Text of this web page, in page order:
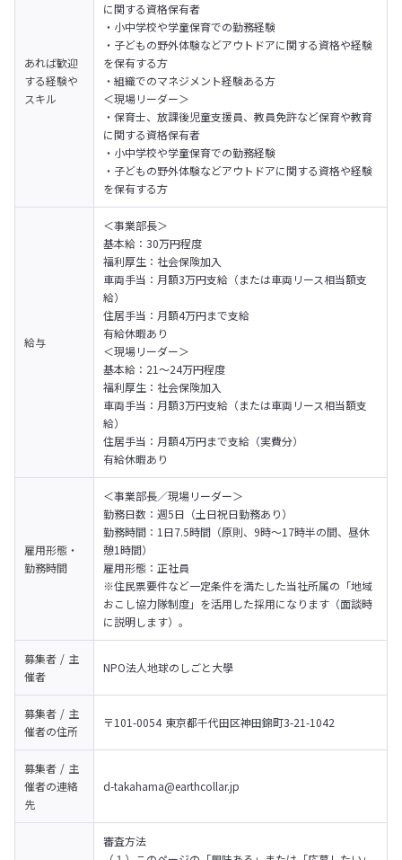
あれば歓迎
する経験や
スキル
に関する資格保有者
・小中学校や学童保育での勤務経験
・子どもの野外体験などアウトドアに関する資格や経験
を保有する方
・組織でのマネジメント経験ある方
＜現場リーダー＞
・保育士、放課後児童支援員、教員免許など保育や教育
に関する資格保有者
・小中学校や学童保育での勤務経験
・子どもの野外体験などアウトドアに関する資格や経験
を保有する方
給与
＜事業部長＞
基本給：30万円程度
福利厚生：社会保険加入
車両手当：月額3万円支給（または車両リース相当額支
給）
住居手当：月額4万円まで支給
有給休暇あり
＜現場リーダー＞
基本給：21～24万円程度
福利厚生：社会保険加入
車両手当：月額3万円支給（または車両リース相当額支
給）
住居手当：月額4万円まで支給（実費分）
有給休暇あり
雇用形態・
勤務時間
＜事業部長／現場リーダー＞
勤務日数：週5日（土日祝日勤務あり）
勤務時間：1日7.5時間（原則、9時～17時半の間、昼休
憩1時間）
雇用形態：正社員
※住民票要件など一定条件を満たした当社所属の「地域
おこし協力隊制度」を活用した採用になります（面談時
に説明します）。
募集者 / 主
催者
NPO法人地球のしごと大學
募集者 / 主
催者の住所
〒101-0054 東京都千代田区神田錦町3-21-1042
募集者 / 主
催者の連絡
先
d-takahama@earthcollar.jp
審査方法